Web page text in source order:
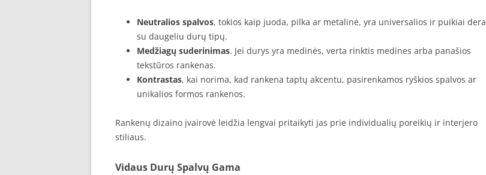
Neutralios spalvos, tokios kaip juoda, pilka ar metalinė, yra universalios ir puikiai dera
su daugeliu durų tipų.
Medžiagų suderinimas. Jei durys yra medinės, verta rinktis medines arba panašios
tekstūros rankenas.
Kontrastas, kai norima, kad rankena taptų akcentu, pasirenkamos ryškios spalvos ar
unikalios formos rankenos.
Rankenų dizaino įvairovė leidžia lengvai pritaikyti jas prie individualių poreikių ir interjero
stiliaus.
Vidaus Durų Spalvų Gama